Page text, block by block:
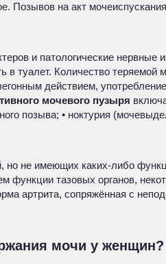
на акт мочеиспускания
и патологические
в туалет. Количество
действием,
мочевого пузыря
позыва; • ноктурия
но не имеющих каких-либо
функции тазовых органов,
артрита, сопряжённая с
мочи у женщин?